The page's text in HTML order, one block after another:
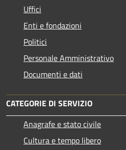
Uffici
Enti e fondazioni
Politici
Personale Amministrativo
Documenti e dati
CATEGORIE DI SERVIZIO
Anagrafe e stato civile
Cultura e tempo libero